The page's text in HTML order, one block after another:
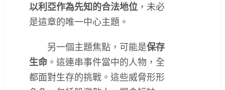
以利亞作為先知的合法地位 ，未必
是這章的唯一中心主題。
另一個主題焦點，可能是保存
生命。這連串事件當中的人物，全
都面對生存的挑戰。這些威脅形形